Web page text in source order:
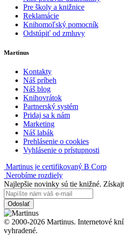
Pre školy a knižnice
Reklamácie
Knihomoľský pomocník
Odstúpiť od zmluvy
Martinus
Kontakty
Náš príbeh
Náš blog
Knihovrátok
Partnerský systém
Pridaj sa k nám
Marketing
Náš labák
Prehlásenie o cookies
Vyhlásenie o prístupnosti
Martinus je certifikovaný B Corp
Nerobíme rozdiely
Najlepšie novinky sú tie knižné.
Odoslať
© 2000-2026 Martinus. Internetové
vyhradené.